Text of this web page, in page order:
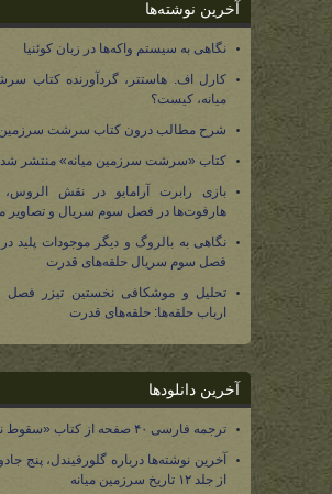
آخرین نوشته‌ها
نگاهی به سیستم واکه‌ها در زبان کوئنیا
کارل اف. هاستتر، گردآورنده کتاب
میانه، کیست؟
شرح مطالب درون کتاب سرشت سرزمین
کتاب «سرشت سرزمین میانه» منتشر شد
بازی رابرت آرامایو در نقش
هارفوت‌ها در فصل سوم سریال و تصاویر
نگاهی به بالروگ و دیگر موجودات پلید
فصل سوم سریال حلقه‌های قدرت
تحلیل و موشکافی نخستین تیزر
ارباب حلقه‌ها: حلقه‌های قدرت
آخرین دانلودها
ترجمه فارسی ۴۰ صفحه از کتاب «سقوط نومه‌نور»
آخرین نوشته‌ها درباره گلورفیندل، پنج
از جلد ۱۲ تاریخ سرزمین میانه